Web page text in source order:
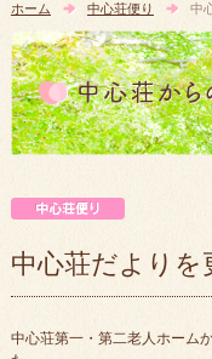
ホーム 中心荘便り 中
中心荘だよりを
中心荘第一・第二老人ホーム